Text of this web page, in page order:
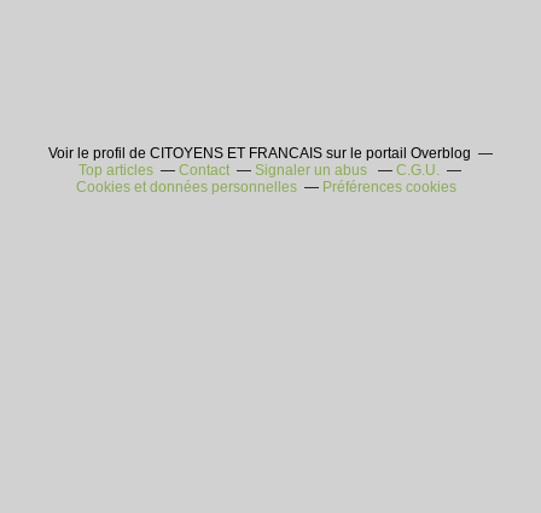
Voir le profil de CITOYENS ET FRANCAIS sur le portail Overblog
Top articles
Contact Signaler un abus
C.G.U.
Cookies et données personnelles
Préférences cookies